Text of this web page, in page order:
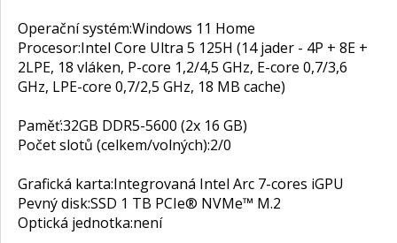
Operační systém:Windows 11 Home
Procesor:Intel Core Ultra 5 125H (14 jader - 4P + 8E +
2LPE, 18 vláken, P-core 1,2/4,5 GHz, E-core 0,7/3,6
GHz, LPE-core 0,7/2,5 GHz, 18 MB cache)
Paměť:32GB DDR5-5600 (2x 16 GB)
Počet slotů (celkem/volných):2/0
Grafická karta:Integrovaná Intel Arc 7-cores iGPU
Pevný disk:SSD 1 TB PCIe® NVMe™ M.2
Optická jednotka:není